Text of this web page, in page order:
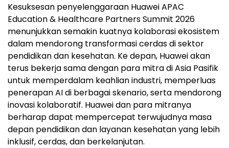
Kesuksesan penyelenggaraan Huawei APAC
Education & Healthcare Partners Summit 2026
menunjukkan semakin kuatnya kolaborasi ekosistem
dalam mendorong transformasi cerdas di sektor
pendidikan dan kesehatan. Ke depan, Huawei akan
terus bekerja sama dengan para mitra di Asia Pasifik
untuk memperdalam keahlian industri, memperluas
penerapan AI di berbagai skenario, serta mendorong
inovasi kolaboratif. Huawei dan para mitranya
berharap dapat mempercepat terwujudnya masa
depan pendidikan dan layanan kesehatan yang lebih
inklusif, cerdas, dan berkelanjutan.